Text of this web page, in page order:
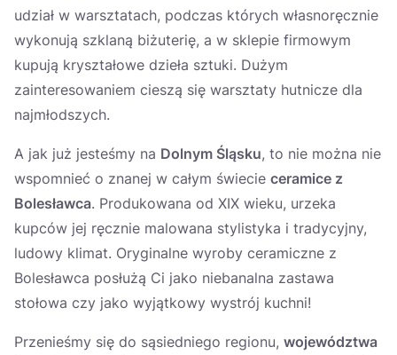
udział w warsztatach, podczas których własnoręcznie
wykonują szklaną biżuterię, a w sklepie firmowym
kupują kryształowe dzieła sztuki. Dużym
zainteresowaniem cieszą się warsztaty hutnicze dla
najmłodszych.
A jak już jesteśmy na Dolnym Śląsku, to nie można nie
wspomnieć o znanej w całym świecie ceramice z
Bolesławca. Produkowana od XIX wieku, urzeka
kupców jej ręcznie malowana stylistyka i tradycyjny,
ludowy klimat. Oryginalne wyroby ceramiczne z
Bolesławca posłużą Ci jako niebanalna zastawa
stołowa czy jako wyjątkowy wystrój kuchni!
Przenieśmy się do sąsiedniego regionu, województwa